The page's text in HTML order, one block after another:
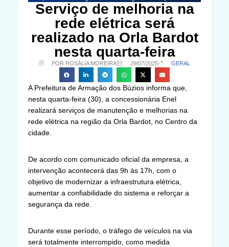
Serviço de melhoria na
rede elétrica será
realizado na Orla Bardot
nesta quarta-feira
POR ROSÁLIA MOREIRA 29/07/2025 GERAL
A Prefeitura de Armação dos Búzios informa que,
nesta quarta-feira (30), a concessionária Enel
realizará serviços de manutenção e melhorias na
rede elétrica na região da Orla Bardot, no Centro da
cidade.
De acordo com comunicado oficial da empresa, a
intervenção acontecerá das 9h às 17h, com o
objetivo de modernizar a infraestrutura elétrica,
aumentar a confiabilidade do sistema e reforçar a
segurança da rede.
Durante esse período, o tráfego de veículos na via
será totalmente interrompido, como medida